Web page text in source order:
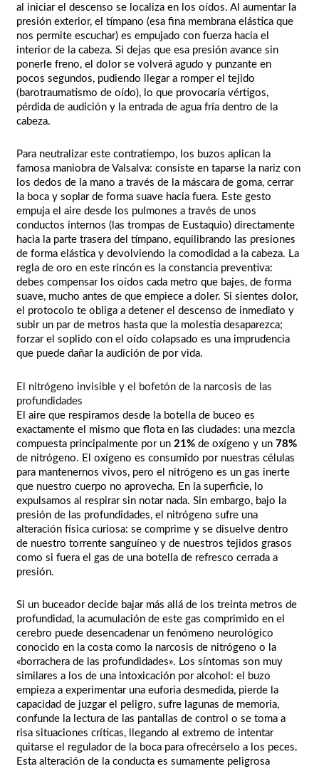
al iniciar el descenso se localiza en los oídos. Al aumentar la
presión exterior, el tímpano (esa fina membrana elástica que
nos permite escuchar) es empujado con fuerza hacia el
interior de la cabeza. Si dejas que esa presión avance sin
ponerle freno, el dolor se volverá agudo y punzante en
pocos segundos, pudiendo llegar a romper el tejido
(barotraumatismo de oído), lo que provocaría vértigos,
pérdida de audición y la entrada de agua fría dentro de la
cabeza.
Para neutralizar este contratiempo, los buzos aplican la
famosa maniobra de Valsalva: consiste en taparse la nariz con
los dedos de la mano a través de la máscara de goma, cerrar
la boca y soplar de forma suave hacia fuera. Este gesto
empuja el aire desde los pulmones a través de unos
conductos internos (las trompas de Eustaquio) directamente
hacia la parte trasera del tímpano, equilibrando las presiones
de forma elástica y devolviendo la comodidad a la cabeza. La
regla de oro en este rincón es la constancia preventiva:
debes compensar los oídos cada metro que bajes, de forma
suave, mucho antes de que empiece a doler. Si sientes dolor,
el protocolo te obliga a detener el descenso de inmediato y
subir un par de metros hasta que la molestia desaparezca;
forzar el soplido con el oído colapsado es una imprudencia
que puede dañar la audición de por vida.
El nitrógeno invisible y el bofetón de la narcosis de las
profundidades
El aire que respiramos desde la botella de buceo es
exactamente el mismo que flota en las ciudades: una mezcla
compuesta principalmente por un21% de oxígeno y un78%
de nitrógeno. El oxígeno es consumido por nuestras células
para mantenernos vivos, pero el nitrógeno es un gas inerte
que nuestro cuerpo no aprovecha. En la superficie, lo
expulsamos al respirar sin notar nada. Sin embargo, bajo la
presión de las profundidades, el nitrógeno sufre una
alteración física curiosa: se comprime y se disuelve dentro
de nuestro torrente sanguíneo y de nuestros tejidos grasos
como si fuera el gas de una botella de refresco cerrada a
presión.
Si un buceador decide bajar más allá de los treinta metros de
profundidad, la acumulación de este gas comprimido en el
cerebro puede desencadenar un fenómeno neurológico
conocido en la costa como la narcosis de nitrógeno o la
«borrachera de las profundidades». Los síntomas son muy
similares a los de una intoxicación por alcohol: el buzo
empieza a experimentar una euforia desmedida, pierde la
capacidad de juzgar el peligro, sufre lagunas de memoria,
confunde la lectura de las pantallas de control o se toma a
risa situaciones críticas, llegando al extremo de intentar
quitarse el regulador de la boca para ofrecérselo a los peces.
Esta alteración de la conducta es sumamente peligrosa